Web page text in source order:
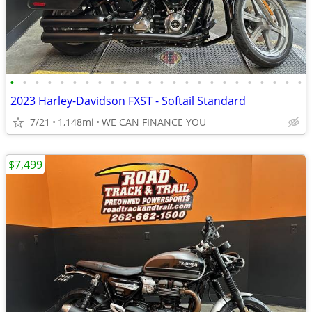
• • • • • • • • • • • • • • • • • • • • • • • •
2023 Harley-Davidson FXST - Softail Standard
7/21 1,148mi WE CAN FINANCE YOU
$7,499